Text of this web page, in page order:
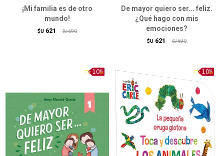
¡Mi familia es de otro
mundo!
$U 621 $U 690
De mayor quiero ser... feliz.
¿Qué hago con mis
emociones?
$U 621 $U 690